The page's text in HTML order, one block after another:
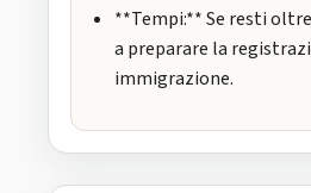
**Tempi:** Se resti
a preparare la
immigrazione.